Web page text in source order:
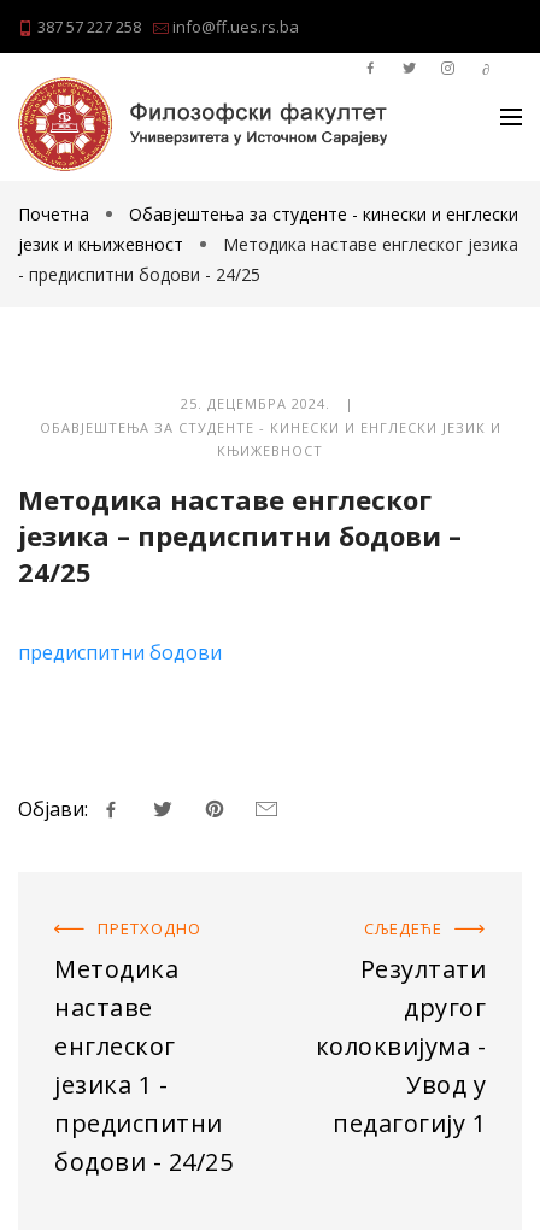
387 57 227 258 info@ff.ues.rs.ba
Почетна
Обавјештења за студенте - кинески и енглески
језик и књижевност
Методика наставе енглеског језика
- предиспитни бодови - 24/25
25. ДЕЦЕМБРА 2024. |
ОБАВЈЕШТЕЊА ЗА СТУДЕНТЕ - КИНЕСКИ И ЕНГЛЕСКИ ЈЕЗИК И
КЊИЖЕВНОСТ
Методика наставе енглеског
језика – предиспитни бодови –
24/25
предиспитни бодови
Објави:
ПРЕТХОДНO
Методика
наставе
енглеског
језика 1 -
предиспитни
бодови - 24/25
СЉЕДЕЋE
Резултати
другог
колоквијума -
Увод у
педагогију 1